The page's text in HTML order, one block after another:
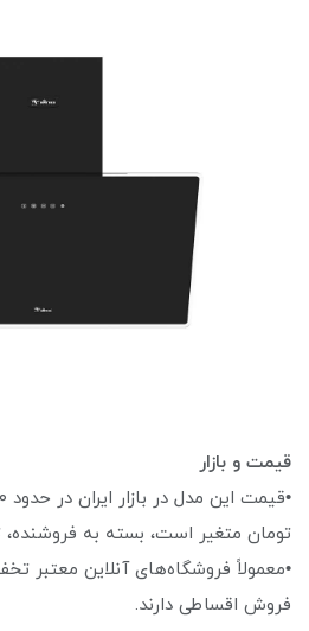
قیمت و بازار
تومان متغیر است، بسته به
•معمولاً فروشگاه‌های آنلاین معتبر
فروش اقساطی دارند.